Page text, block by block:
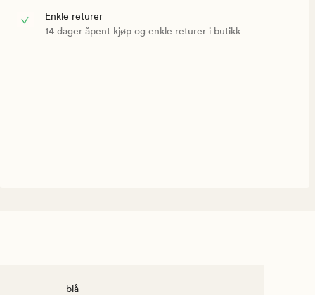
Enkle returer
14 dager åpent kjøp og enkle returer i butikk
blå